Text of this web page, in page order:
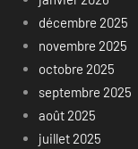
décembre 2025
novembre 2025
octobre 2025
septembre 2025
août 2025
juillet 2025